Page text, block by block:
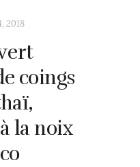
2018
coings
la noix